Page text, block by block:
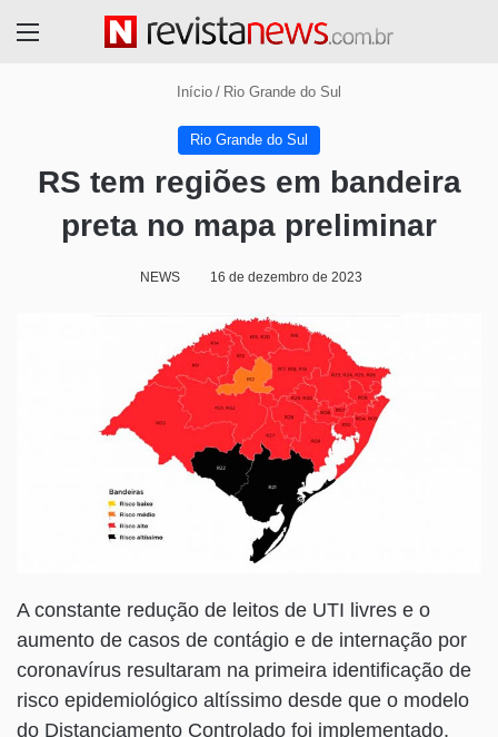
Início / Rio Grande do Sul
Rio Grande do Sul
RS tem regiões em bandeira
preta no mapa preliminar
NEWS 16 de dezembro de 2023
A constante redução de leitos de UTI livres e o
aumento de casos de contágio e de internação por
coronavírus resultaram na primeira identificação de
risco epidemiológico altíssimo desde que o modelo
do Distanciamento Controlado foi implementado,